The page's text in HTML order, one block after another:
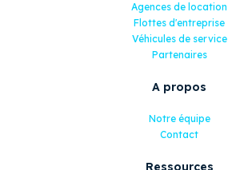
Agences de location
Flottes d'entreprise
Véhicules de service
Partenaires
A propos
Notre équipe
Contact
Ressources